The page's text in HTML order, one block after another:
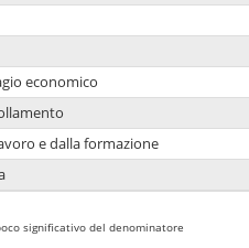
economico
e dalla formazione
significativo del denominatore